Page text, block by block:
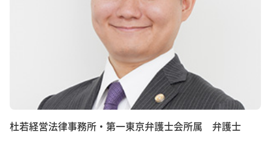
杜若経営法律事務所・第一東京弁護士会所属 弁護士